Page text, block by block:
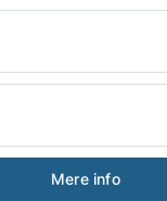
Mere info